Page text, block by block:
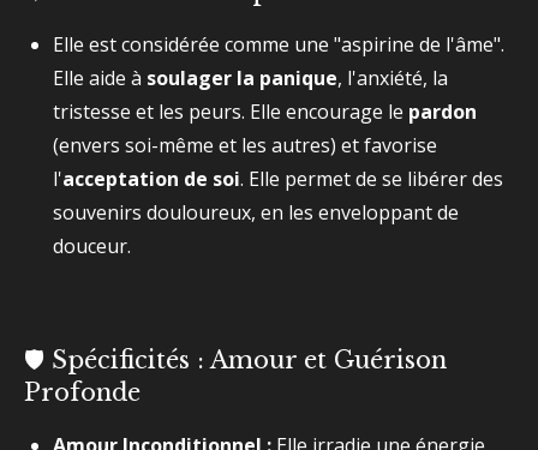
Elle est considérée comme une "aspirine de l'âme".
Elle aide à soulager la panique, l'anxiété, la
tristesse et les peurs. Elle encourage le pardon
(envers soi-même et les autres) et favorise
l'acceptation de soi. Elle permet de se libérer des
souvenirs douloureux, en les enveloppant de
douceur.
🛡️ Spécificités : Amour et Guérison
Profonde